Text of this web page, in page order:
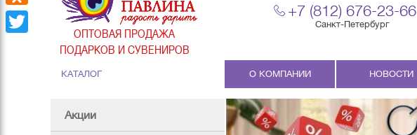
ОПТОВАЯ ПРОДАЖА
ПОДАРКОВ И СУВЕНИРОВ
+7 (812) 676-23-66
Санкт-Петербург
КАТАЛОГ
Акции
О КОМПАНИИ НОВОСТИ
Odnoklassniki